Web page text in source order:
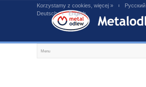
Korzystamy z cookies, więcej »
Русский
Deutsch
English